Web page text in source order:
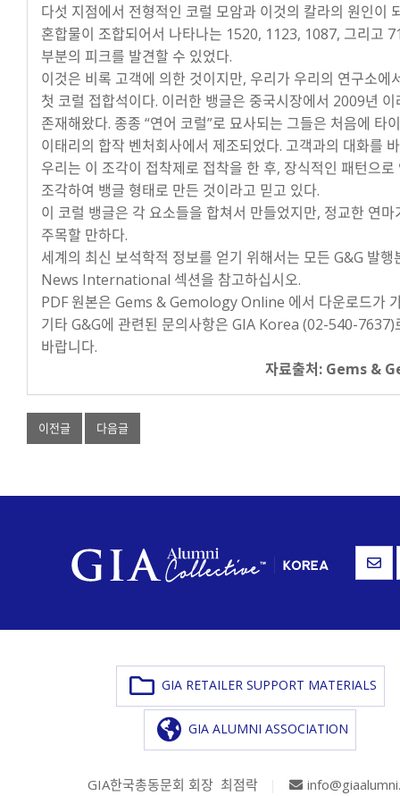
다섯 지점에서 전형적인 코럴 모암과 이것의 칼라의 원인이
혼합물이 조합되어서 나타나는 1520, 1123, 1087, 그리고
부분의 피크를 발견할 수 있었다.
이것은 비록 고객에 의한 것이지만, 우리가 우리의 연구소에
첫 코럴 접합석이다. 이러한 뱅글은 중국시장에서 2009년 이
존재해왔다. 종종 “연어 코럴”로 묘사되는 그들은 처음에 타
이태리의 합작 벤처회사에서 제조되었다. 고객과의 대화를
우리는 이 조각이 접착제로 접착을 한 후, 장식적인 패턴으로
조각하여 뱅글 형태로 만든 것이라고 믿고 있다.
이 코럴 뱅글은 각 요소들을 합쳐서 만들었지만, 정교한 연마
주목할 만하다.
세계의 최신 보석학적 정보를 얻기 위해서는 모든 G&G 발행
News International 섹션을 참고하십시오.
PDF 원본은 Gems & Gemology Online 에서 다운로드가
기타 G&G에 관련된 문의사항은 GIA Korea (02-540-7637)
바랍니다.
자료출처: Gems &
이전글 다음글
GIA RETAILER SUPPORT MATERIALS
GIA ALUMNI ASSOCIATION
GIA한국총동문회 회장 최점락